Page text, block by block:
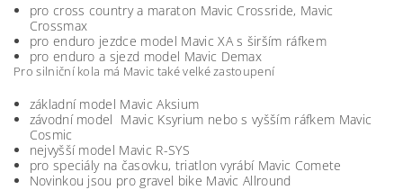
pro cross country a maraton Mavic Crossride, Mavic
Crossmax
pro enduro jezdce model Mavic XA s širším ráfkem
pro enduro a sjezd model Mavic Demax
Pro silniční kola má Mavic také velké zastoupení
základní model Mavic Aksium
závodní model Mavic Ksyrium nebo s vyšším ráfkem Mavic
Cosmic
nejvyšší model Mavic R-SYS
pro speciály na časovku, triatlon vyrábí Mavic Comete
Novinkou jsou pro gravel bike Mavic Allround